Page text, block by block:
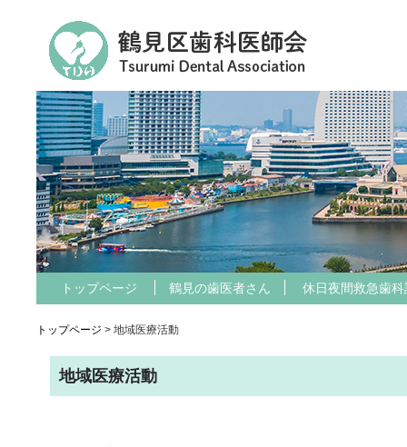
トップページ 鶴見の歯医者さん 休日夜間救急歯科
トップページ > 地域医療活動
地域医療活動